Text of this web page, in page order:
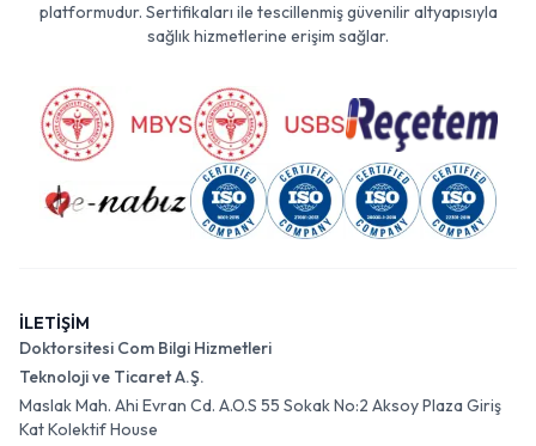
platformudur. Sertifikaları ile tescillenmiş güvenilir altyapısıyla
sağlık hizmetlerine erişim sağlar.
İLETİŞİM
Doktorsitesi Com Bilgi Hizmetleri
Teknoloji ve Ticaret A.Ş.
Maslak Mah. Ahi Evran Cd. A.O.S 55 Sokak No:2 Aksoy Plaza Giriş
Kat Kolektif House